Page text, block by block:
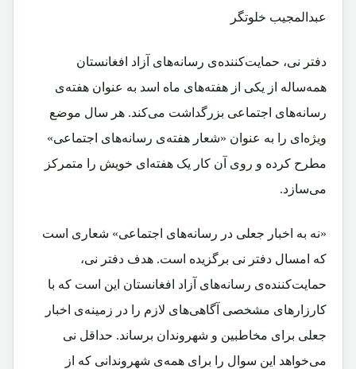
عبدالمجیب خلوتگر
دفتر نی، حمایت‌کننده‌ی رسانه‌های آزاد افغانستان
همه‌ساله از یکی از هفته‌های ماه اسد به عنوان هفته‌ی
رسانه‌های اجتماعی بزرگداشت می‌کند. هر سال موضع
ویژه‌ای را به عنوان «شعار هفته‌ی رسانه‌های اجتماعی»
مطرح کرده و روی ‌آن کار یک ‌هفته‌ای خویش را متمرکز
می‌سازد.
«نه به اخبار جعلی در رسانه‌های اجتماعی» شعاری است
که امسال دفتر نی برگزیده است. هدف دفتر نی،
حمایت‌کننده‌ی رسانه‌های آزاد افغانستان این‌ است که با
کارزارهای مشخصی آگاهی‌های لازم را در زمینه‌ی اخبار
جعلی برای مخاطبین و شهروندان برساند. حداقل نی
می‌خواهد این سوال را برای همه‌ی شهروندانی که از